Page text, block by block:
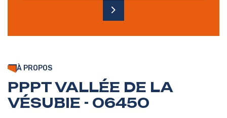
À PROPOS
PPPT VALLÉE DE LA
VÉSUBIE - 06450